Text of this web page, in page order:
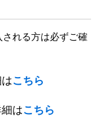
れる方は必ずご確
こちら
はこちら